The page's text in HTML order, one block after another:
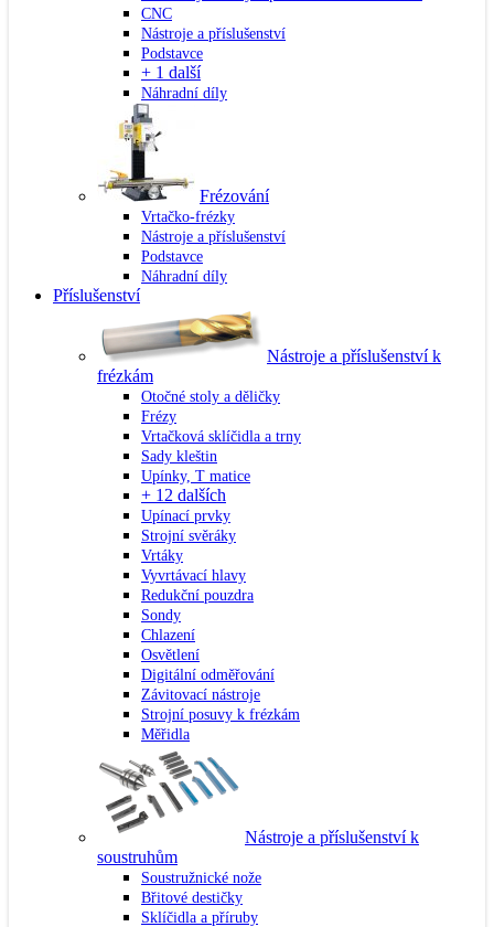
CNC
Nástroje a příslušenství
Podstavce
+ 1 další
Náhradní díly
Frézování
Vrtačko-frézky
Nástroje a příslušenství
Podstavce
Náhradní díly
Příslušenství
Nástroje a příslušenství k
frézkám
Otočné stoly a děličky
Frézy
Vrtačková sklíčidla a trny
Sady kleštin
Upínky, T matice
+ 12 dalších
Upínací prvky
Strojní svěráky
Vrtáky
Vyvrtávací hlavy
Redukční pouzdra
Sondy
Chlazení
Osvětlení
Digitální odměřování
Závitovací nástroje
Strojní posuvy k frézkám
Měřidla
Nástroje a příslušenství k
soustruhům
Soustružnické nože
Břitové destičky
Sklíčidla a příruby